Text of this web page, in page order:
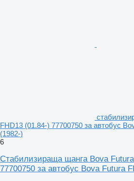
FHD13 (01.84-) 77700750 за автобус
(1982-)
6
Стабилизираща щанга Bova
77700750 за автобус Bova Futura